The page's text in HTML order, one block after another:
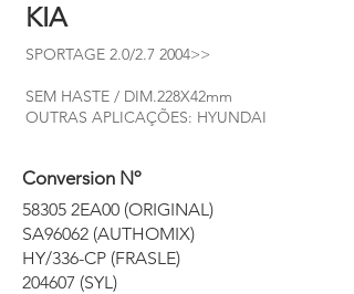
KIA
SPORTAGE 2.0/2.7 2004>>
SEM HASTE / DIM.228X42mm
OUTRAS APLICAÇÕES: HYUNDAI
Conversion Nº
58305 2EA00 (ORIGINAL)
SA96062 (AUTHOMIX)
HY/336-CP (FRASLE)
204607 (SYL)